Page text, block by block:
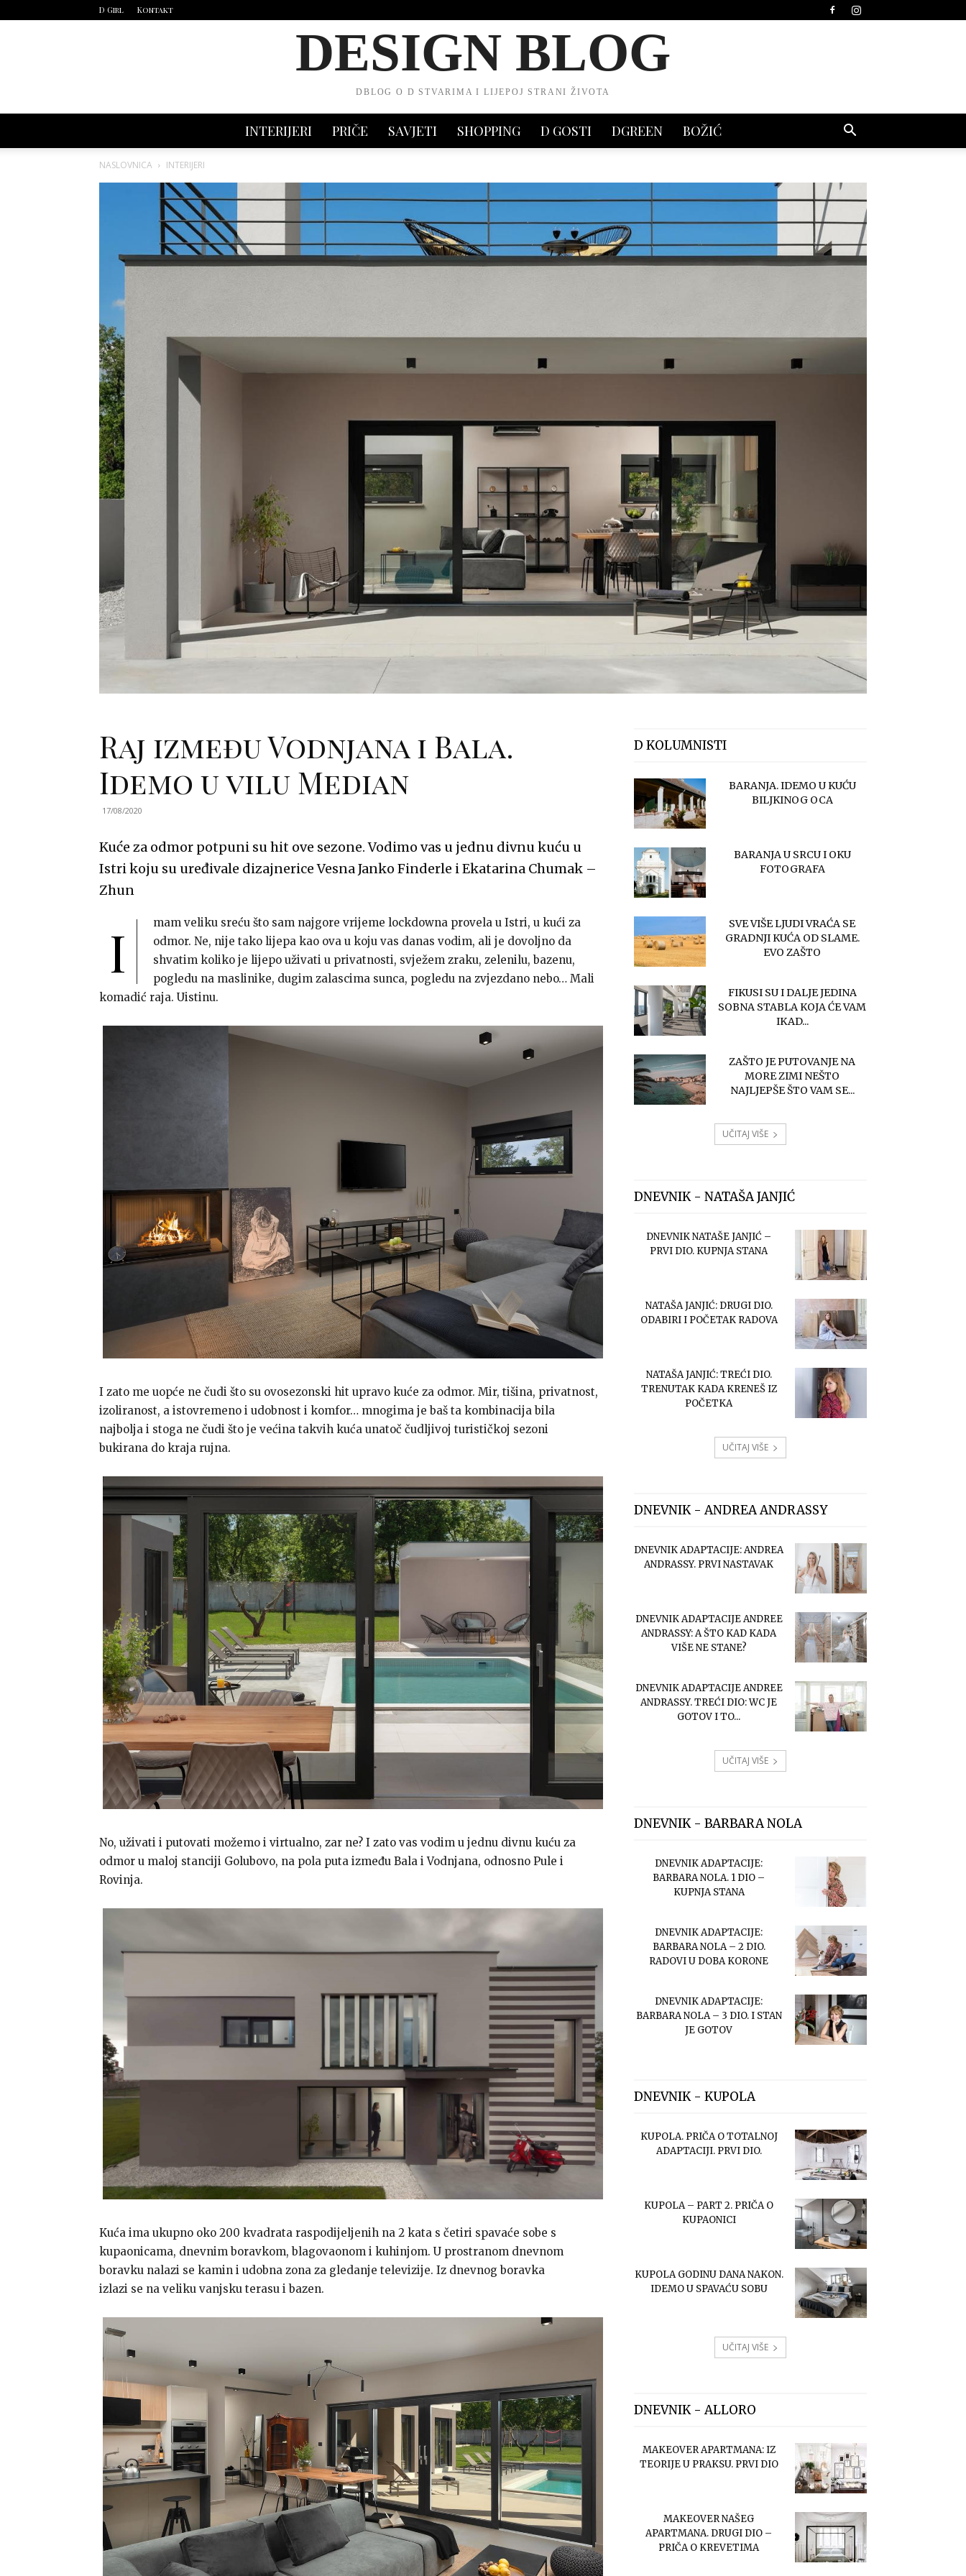
D Girl Kontakt
DESIGN BLOG
DBLOG O D STVARIMA I LIJEPOJ STRANI ŽIVOTA
INTERIJERI PRIČE SAVJETI SHOPPING D GOSTI DGREEN BOŽIĆ
NASLOVNICA INTERIJERI
Raj između Vodnjana i Bala.
Idemo u vilu Median
17/08/2020
Kuće za odmor potpuni su hit ove sezone. Vodimo vas u jednu divnu kuću u
Istri koju su uređivale dizajnerice Vesna Janko Finderle i Ekatarina Chumak –
Zhun
I
mam veliku sreću što sam najgore vrijeme lockdowna provela u Istri, u kući za
odmor. Ne, nije tako lijepa kao ova u koju vas danas vodim, ali je dovoljno da
shvatim koliko je lijepo uživati u privatnosti, svježem zraku, zelenilu, bazenu,
pogledu na maslinike, dugim zalascima sunca, pogledu na zvjezdano nebo… Mali
komadić raja. Uistinu.
I zato me uopće ne čudi što su ovosezonski hit upravo kuće za odmor. Mir, tišina, privatnost,
izoliranost, a istovremeno i udobnost i komfor… mnogima je baš ta kombinacija bila
najbolja i stoga ne čudi što je većina takvih kuća unatoč čudljivoj turističkoj sezoni
bukirana do kraja rujna.
No, uživati i putovati možemo i virtualno, zar ne? I zato vas vodim u jednu divnu kuću za
odmor u maloj stanciji Golubovo, na pola puta između Bala i Vodnjana, odnosno Pule i
Rovinja.
Kuća ima ukupno oko 200 kvadrata raspodijeljenih na 2 kata s četiri spavaće sobe s
kupaonicama, dnevnim boravkom, blagovaonom i kuhinjom. U prostranom dnevnom
boravku nalazi se kamin i udobna zona za gledanje televizije. Iz dnevnog boravka
izlazi se na veliku vanjsku terasu i bazen.
D KOLUMNISTI
BARANJA. IDEMO U KUĆU
BILJKINOG OCA
BARANJA U SRCU I OKU
FOTOGRAFA
SVE VIŠE LJUDI VRAĆA SE
GRADNJI KUĆA OD SLAME.
EVO ZAŠTO
FIKUSI SU I DALJE JEDINA
SOBNA STABLA KOJA ĆE VAM
IKAD...
ZAŠTO JE PUTOVANJE NA
MORE ZIMI NEŠTO
NAJLJEPŠE ŠTO VAM SE...
UČITAJ VIŠE
DNEVNIK - NATAŠA JANJIĆ
DNEVNIK NATAŠE JANJIĆ –
PRVI DIO. KUPNJA STANA
NATAŠA JANJIĆ: DRUGI DIO.
ODABIRI I POČETAK RADOVA
NATAŠA JANJIĆ: TREĆI DIO.
TRENUTAK KADA KRENEŠ IZ
POČETKA
UČITAJ VIŠE
DNEVNIK - ANDREA ANDRASSY
DNEVNIK ADAPTACIJE: ANDREA
ANDRASSY. PRVI NASTAVAK
DNEVNIK ADAPTACIJE ANDREE
ANDRASSY: A ŠTO KAD KADA
VIŠE NE STANE?
DNEVNIK ADAPTACIJE ANDREE
ANDRASSY. TREĆI DIO: WC JE
GOTOV I TO...
UČITAJ VIŠE
DNEVNIK - BARBARA NOLA
DNEVNIK ADAPTACIJE:
BARBARA NOLA. 1 DIO –
KUPNJA STANA
DNEVNIK ADAPTACIJE:
BARBARA NOLA – 2 DIO.
RADOVI U DOBA KORONE
DNEVNIK ADAPTACIJE:
BARBARA NOLA – 3 DIO. I STAN
JE GOTOV
DNEVNIK - KUPOLA
KUPOLA. PRIČA O TOTALNOJ
ADAPTACIJI. PRVI DIO.
KUPOLA – PART 2. PRIČA O
KUPAONICI
KUPOLA GODINU DANA NAKON.
IDEMO U SPAVAĆU SOBU
UČITAJ VIŠE
DNEVNIK - ALLORO
MAKEOVER APARTMANA: IZ
TEORIJE U PRAKSU. PRVI DIO
MAKEOVER NAŠEG
APARTMANA. DRUGI DIO –
PRIČA O KREVETIMA